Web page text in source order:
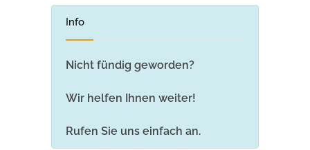
Info
Nicht fündig geworden?
Wir helfen Ihnen weiter!
Rufen Sie uns einfach an.